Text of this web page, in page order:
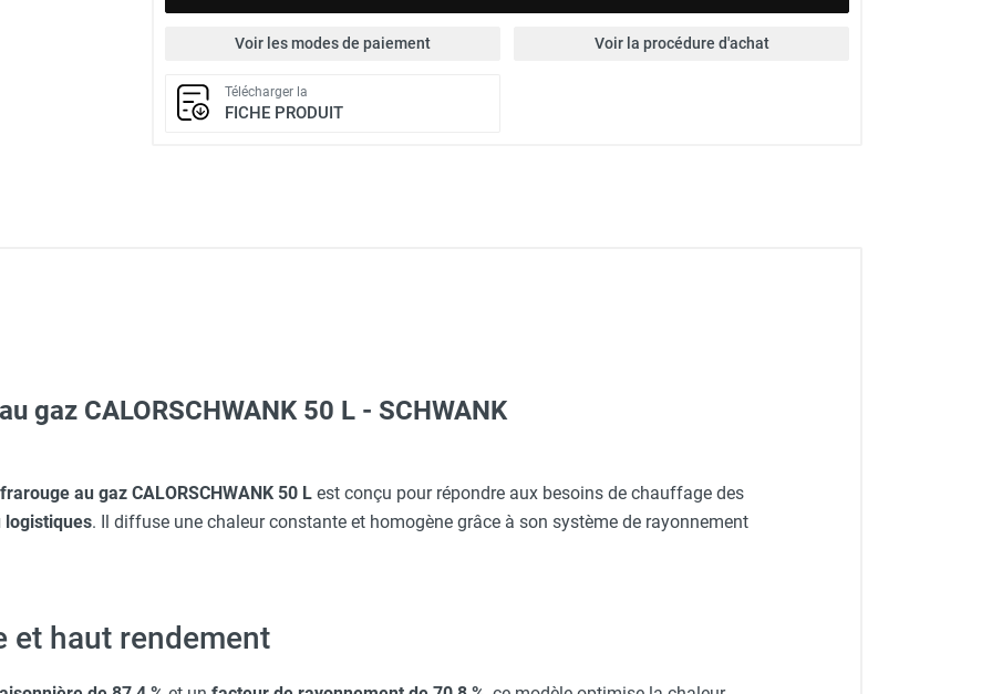
Voir les modes de paiement Voir la procédure d'achat
Télécharger la
FICHE PRODUIT
- SCHWANK
M - HUSQVARNA
S - HUSQVARNA
tête réglable - HUSQVARNA
gaz CALORSCHWANK 50 L - SCHWANK
au gaz CALORSCHWANK 50 L est conçu pour répondre aux besoins de chauffage des
logistiques. Il diffuse une chaleur constante et homogène grâce à son système de rayonnement
et haut rendement